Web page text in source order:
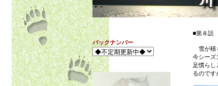
バックナンバー
■第８話
雪が積
今シーズ
足慣らし
るのです